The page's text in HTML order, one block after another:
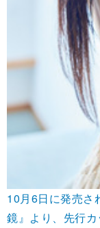
10月6日に発売さ
鏡』より、先行カ